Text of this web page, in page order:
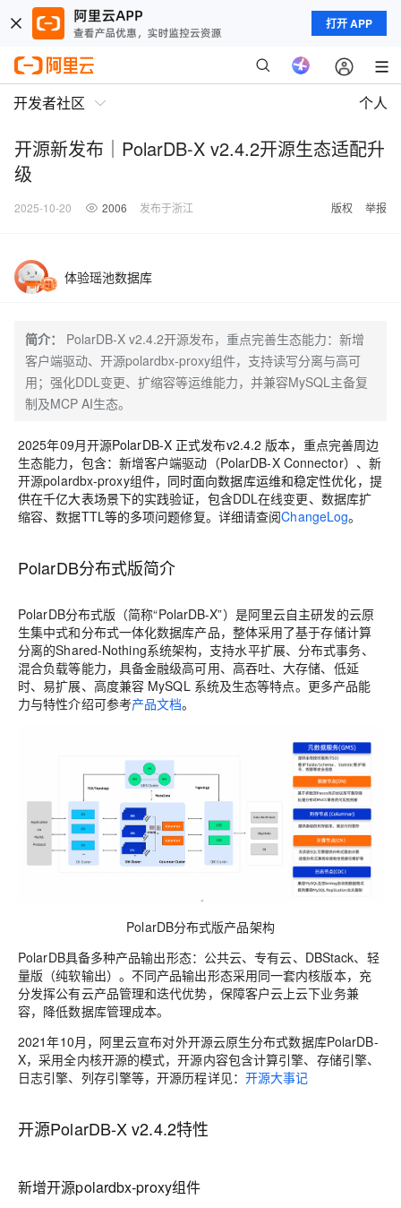
打开 APP
开发者社区 个人
开源新发布｜PolarDB-X v2.4.2开源生态适配升
级
2025-10-20 2006 发布于浙江 版权 举报
体验瑶池数据库
简介：
PolarDB-X v2.4.2开源发布，重点完善生态能力：新增
客户端驱动、开源polardbx-proxy组件，支持读写分离与高可
用；强化DDL变更、扩缩容等运维能力，并兼容MySQL主备复
制及MCP AI生态。
2025年09月开源PolarDB-X 正式发布v2.4.2 版本， 重点完善周边
生态能力，包含： 新增客户端驱动（PolarDB-X Connector） 、 新
开源polardbx-proxy组件，同时面向数据库运维和稳定性优化，提
供在千亿大表场景下的实践验证，包含DDL在线变更、 数据库扩
缩容、数据TTL等的多项问题修复。 详细请查阅ChangeLog。
PolarDB分布式版简介
PolarDB分布式版（简称“PolarDB-X”）是阿里云自主研发的云原
生集中式和分布式一体化数据库产品，整体采用了基于存储计算
分离的Shared-Nothing系统架构，支持水平扩展、分布式事务、
混合负载等能力，具备金融级高可用、高吞吐、大存储、低延
时、易扩展、高度兼容 MySQL 系统及生态等特点。更多产品能
力与特性介绍可参考产品文档。
PolarDB分布式版产品架构
PolarDB具备多种产品输出形态：公共云、专有云、DBStack、轻
量版（纯软输出）。不同产品输出形态采用同一套内核版本，充
分发挥公有云产品管理和迭代优势，保障客户云上云下业务兼
容，降低数据库管理成本。
2021年10月，阿里云宣布对外开源云原生分布式数据库PolarDB-
X，采用全内核开源的模式，开源内容包含计算引擎、存储引擎、
日志引擎、列存引擎等，开源历程详见： 开源大事记
开源PolarDB-X v2.4.2特性
新增开源polardbx-proxy组件